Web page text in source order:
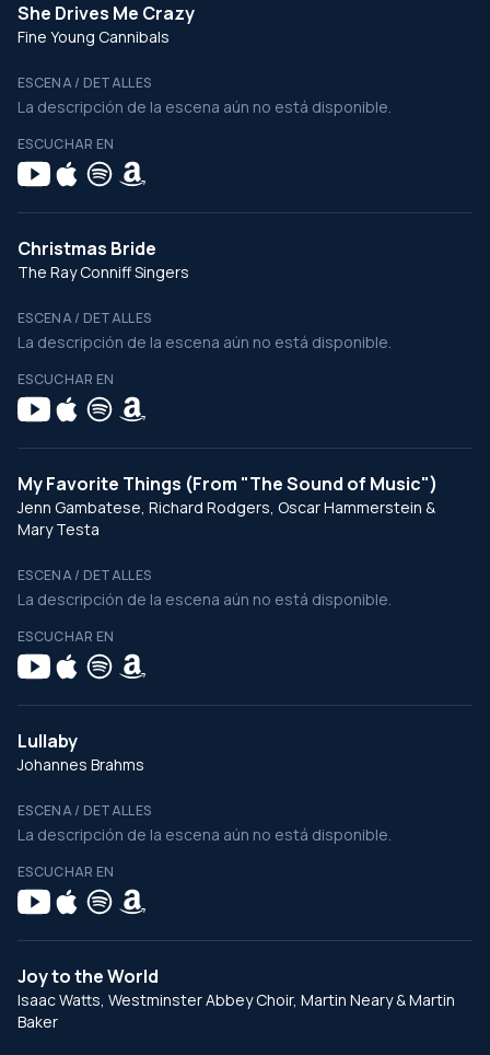
She Drives Me Crazy
Fine Young Cannibals
ESCENA / DETALLES
La descripción de la escena aún no está disponible.
ESCUCHAR EN
Christmas Bride
The Ray Conniff Singers
ESCENA / DETALLES
La descripción de la escena aún no está disponible.
ESCUCHAR EN
My Favorite Things (From "The Sound of Music")
Jenn Gambatese, Richard Rodgers, Oscar Hammerstein &
Mary Testa
ESCENA / DETALLES
La descripción de la escena aún no está disponible.
ESCUCHAR EN
Lullaby
Johannes Brahms
ESCENA / DETALLES
La descripción de la escena aún no está disponible.
ESCUCHAR EN
Joy to the World
Isaac Watts, Westminster Abbey Choir, Martin Neary & Martin
Baker